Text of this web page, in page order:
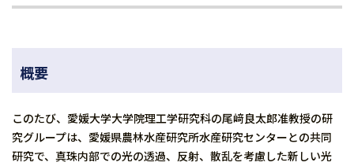
概要
このたび、愛媛大学大学院理工学研究科の尾﨑良太郎准教授の研
究グループは、愛媛県農林水産研究所水産研究センターとの共同
研究で、真珠内部での光の透過、反射、散乱を考慮した新しい光